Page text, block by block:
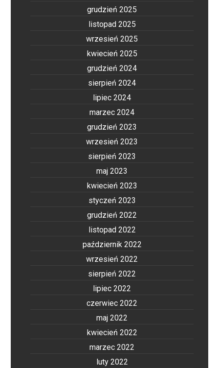
grudzień 2025
listopad 2025
wrzesień 2025
kwiecień 2025
grudzień 2024
sierpień 2024
lipiec 2024
marzec 2024
grudzień 2023
wrzesień 2023
sierpień 2023
maj 2023
kwiecień 2023
styczeń 2023
grudzień 2022
listopad 2022
październik 2022
wrzesień 2022
sierpień 2022
lipiec 2022
czerwiec 2022
maj 2022
kwiecień 2022
marzec 2022
luty 2022